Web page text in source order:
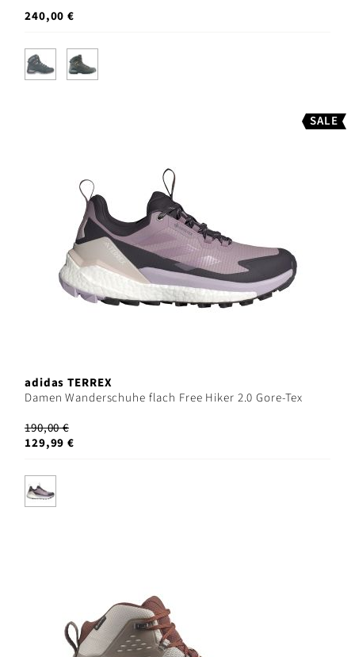
240,00 €
SALE
adidas TERREX
Damen Wanderschuhe flach Free Hiker 2.0 Gore-Tex
190,00 €
129,99 €